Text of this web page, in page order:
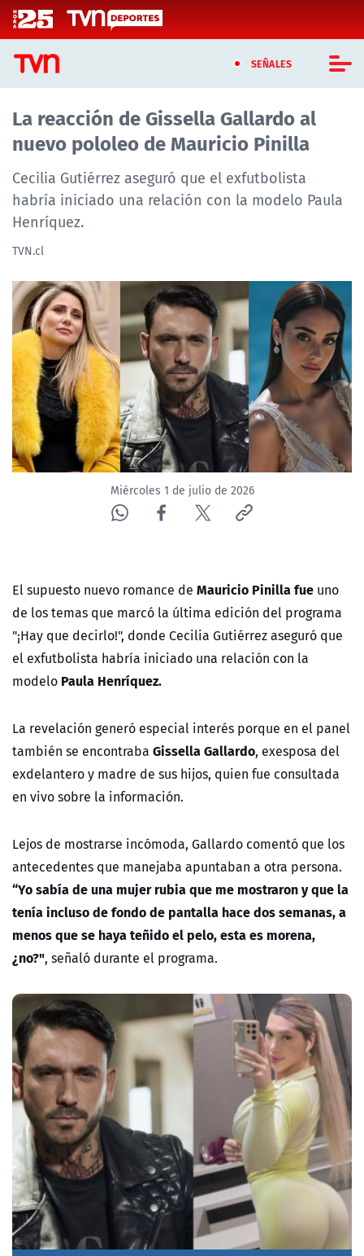
Click acá para ir directamente al contenido
SEÑALES
CASTING MASTERCHEF CHILE
CASTING TVN VERTICAL
TVN VERTICAL
TVN PLAY
TELESERIES
NTV
ACTUALIDAD Y TENDENCIAS
CORPORATIVO Y TRANSPARENCIA
CANAL DE DENUNCIAS
ÁREA DE PROYECTOS
La reacción de Gissella Gallardo al
nuevo pololeo de Mauricio Pinilla
Cecilia Gutiérrez aseguró que el exfutbolista
habría iniciado una relación con la modelo Paula
Henríquez.
TVN.cl
Miércoles 1 de julio de 2026
El supuesto nuevo romance de Mauricio Pinilla fue uno
de los temas que marcó la última edición del programa
"¡Hay que decirlo!", donde Cecilia Gutiérrez aseguró que
el exfutbolista habría iniciado una relación con la
modelo Paula Henríquez.
La revelación generó especial interés porque en el panel
también se encontraba Gissella Gallardo, exesposa del
exdelantero y madre de sus hijos, quien fue consultada
en vivo sobre la información.
Lejos de mostrarse incómoda, Gallardo comentó que los
antecedentes que manejaba apuntaban a otra persona.
“Yo sabía de una mujer rubia que me mostraron y que la
tenía incluso de fondo de pantalla hace dos semanas, a
menos que se haya teñido el pelo, esta es morena,
¿no?", señaló durante el programa.